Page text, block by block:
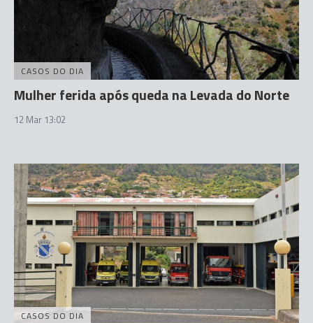
CASOS DO DIA
Mulher ferida após queda na Levada do Norte
12 Mar 13:02
CASOS DO DIA